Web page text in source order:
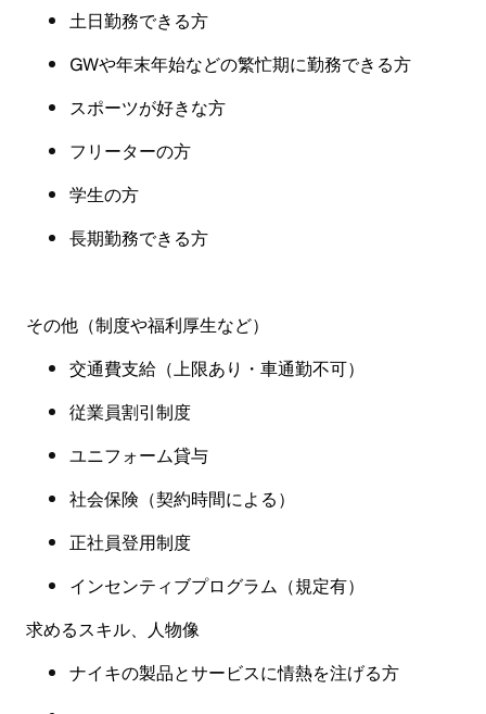
土日勤務できる方
GWや年末年始などの繁忙期に勤務できる方
スポーツが好きな方
フリーターの方
学生の方
長期勤務できる方
その他（制度や福利厚生など）
交通費支給（上限あり・車通勤不可）
従業員割引制度
ユニフォーム貸与
社会保険（契約時間による）
正社員登用制度
インセンティブプログラム（規定有）
求めるスキル、人物像
ナイキの製品とサービスに情熱を注げる方